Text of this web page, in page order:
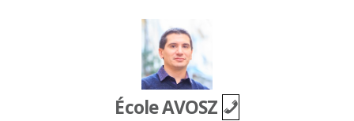
École AVOSZ